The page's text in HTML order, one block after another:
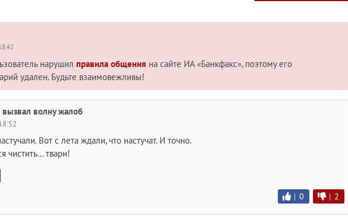
нарушил правила общения на сайте ИА «Банкфакс», поэтому его
удален. Будьте взаимовежливы!
волну жалоб
Вот с лета ждали, что настучат. И точно.
чистить... твари!
| 0 | 2